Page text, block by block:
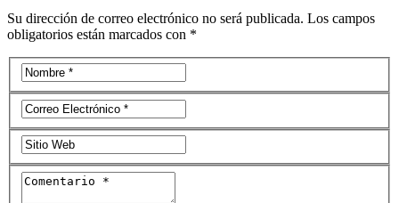
Su dirección de correo electrónico no será publicada. Los campos
obligatorios están marcados con *